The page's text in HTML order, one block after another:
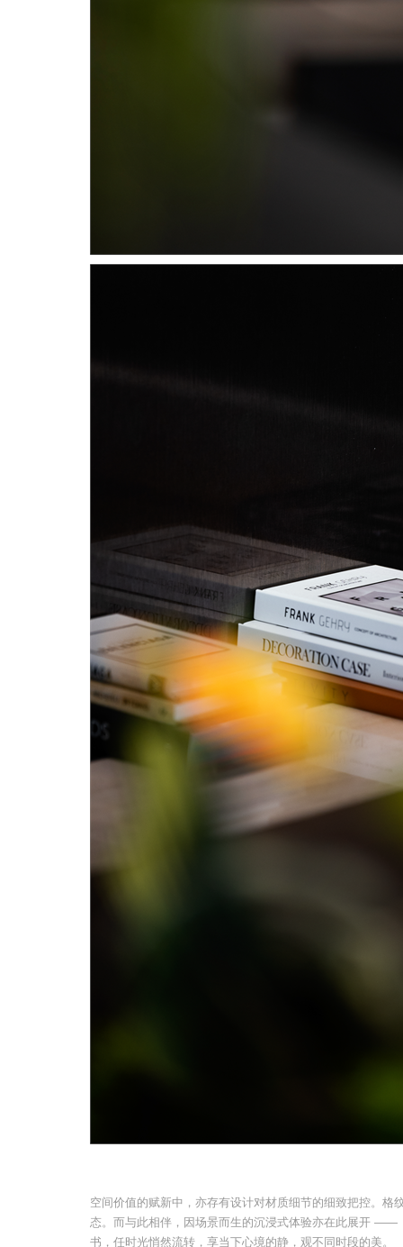
空间价值的赋新中，亦存有设计对材质细节的细致把控。格
态。而与此相伴，因场景而生的沉浸式体验亦在此展开
书，任时光悄然流转，享当下心境的静，观不同时段的美。